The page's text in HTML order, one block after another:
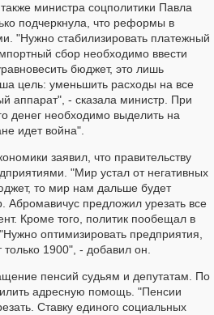
министра соцполитики Павла
подчеркнула, что реформы в
"Нужно стабилизировать платежный
сбор необходимо ввести
бюджет, это лишь
цель: уменьшить расходы на все
аппарат", - сказала министр. При
денег необходимо выделить на
идет война".
заявил, что правительству
"Мир устал от негативных
то мир нам дальше будет
Абромавичус предложил урезать все
Кроме того, политик пообещал в
оптимизировать предприятия,
1900", - добавил он.
пенсий судьям и депутатам. По
адресную помощь. "Пенсии
Ставку единого социальных